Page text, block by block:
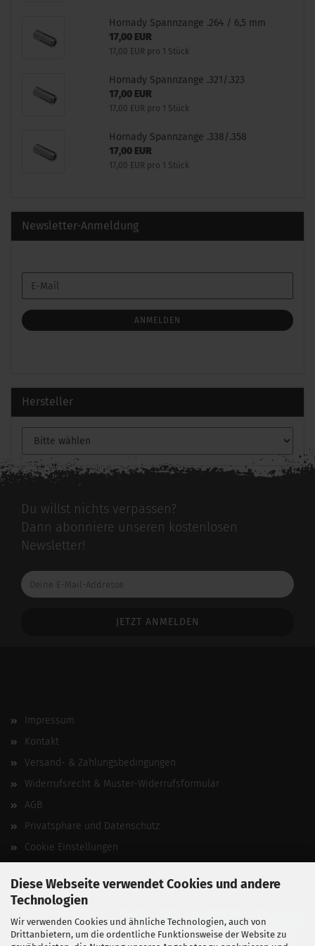
Diese Webseite verwendet Cookies und andere
Technologien
Wir verwenden Cookies und ähnliche Technologien, auch von
Drittanbietern, um die ordentliche Funktionsweise der Website zu
Hornady Spannzange .264 / 6,5 mm
17,00 EUR
17,00 EUR pro 1 Stück
Hornady Spannzange .321/.323
17,00 EUR
17,00 EUR pro 1 Stück
Hornady Spannzange .338/.358
17,00 EUR
17,00 EUR pro 1 Stück
Newsletter-Anmeldung
ZUR
ANMELDUNG
E-
Mail
ANMELDEN
Hersteller
Du willst nichts verpassen?
Dann abonniere unseren kostenlosen
Newsletter!
Deine
E-
Impressum
Kontakt
Versand- & Zahlungsbedingungen
Widerrufsrecht & Muster-Widerrufsformular
AGB
Privatsphäre und Datenschutz
Cookie Einstellungen
Vertrag widerrufen